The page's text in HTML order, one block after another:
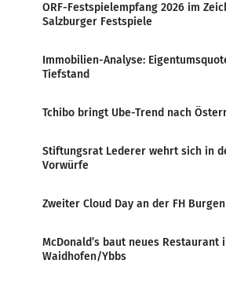
ORF-Festspielempfang 2026 im
Salzburger Festspiele
Immobilien-Analyse:
Tiefstand
Tchibo bringt Ube-Trend nach
Stiftungsrat Lederer wehrt sich in
Vorwürfe
Zweiter Cloud Day an der FH
McDonald’s baut neues Restaurant
Waidhofen/Ybbs